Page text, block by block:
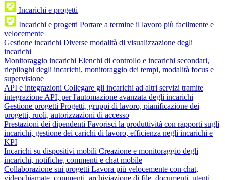
Incarichi e progetti
Incarichi e progetti Portare a termine il lavoro più facilmente e
velocemente
Gestione incarichi Diverse modalità di visualizzazione degli
incarichi
Monitoraggio incarichi Elenchi di controllo e incarichi secondari,
riepiloghi degli incarichi, monitoraggio dei tempi, modalità focus e
supervisione
API e integrazioni Collegare gli incarichi ad altri servizi tramite
integrazione API, per l'automazione avanzata degli incarichi
Gestione progetti Progetti, gruppi di lavoro, pianificazione dei
progetti, ruoli, autorizzazioni di accesso
Prestazioni dei dipendenti Favorisci la produttività con rapporti sugli
incarichi, gestione dei carichi di lavoro, efficienza negli incarichi e
KPI
Incarichi su dispositivi mobili Creazione e monitoraggio degli
incarichi, notifiche, commenti e chat mobile
Collaborazione sui progetti Lavora più velocemente con chat,
videochiamate, commenti, archiviazione di file, documenti, utenti